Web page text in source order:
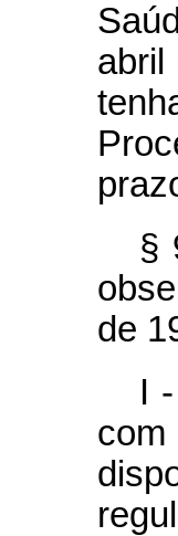
abril
§
de
I